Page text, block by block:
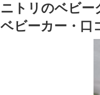
ニトリのベビー
ベビーカー・口